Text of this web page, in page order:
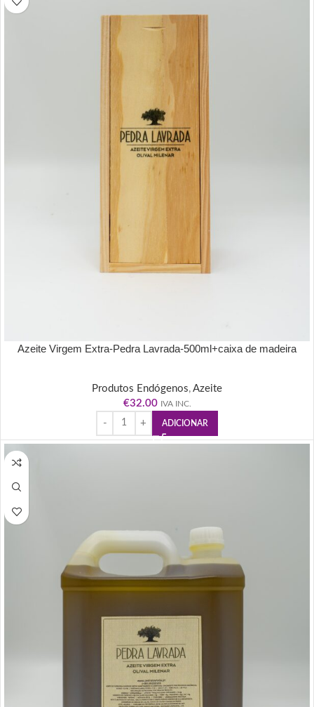
Azeite Virgem Extra-Pedra Lavrada-500ml+caixa de madeira
Produtos Endógenos, Azeite
€32.00 IVA INC.
ADICIONAR